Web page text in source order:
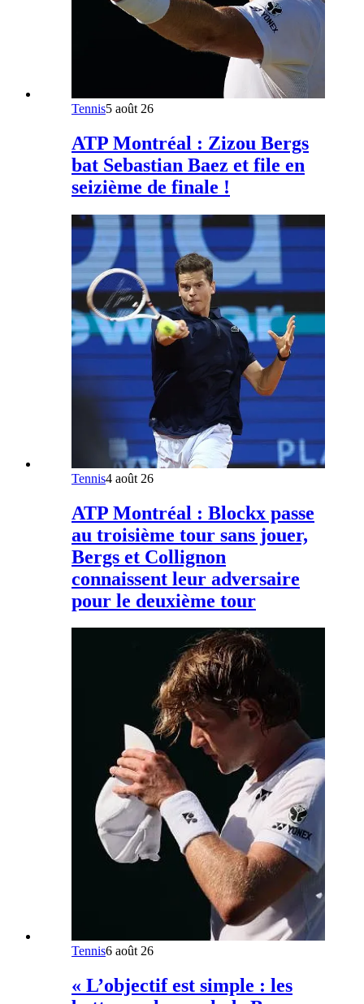
Tennis5 août 26
ATP Montréal : Zizou Bergs
bat Sebastian Baez et file en
seizième de finale !
Tennis4 août 26
ATP Montréal : Blockx passe
au troisième tour sans jouer,
Bergs et Collignon
connaissent leur adversaire
pour le deuxième tour
Tennis6 août 26
« L’objectif est simple : les